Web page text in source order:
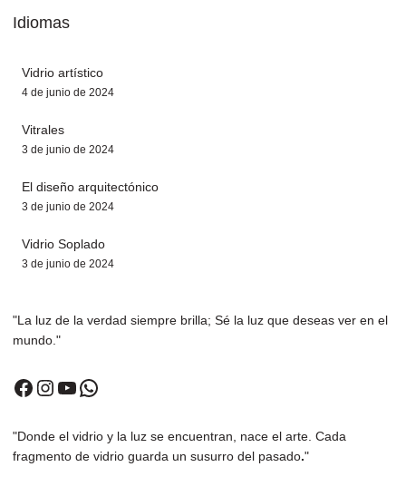
Idiomas
Vidrio artístico
4 de junio de 2024
Vitrales
3 de junio de 2024
El diseño arquitectónico
3 de junio de 2024
Vidrio Soplado
3 de junio de 2024
"La luz de la verdad siempre brilla; Sé la luz que deseas ver en el
mundo."
Facebook
Instagram
YouTube
WhatsApp
"Donde el vidrio y la luz se encuentran, nace el arte. Cada
fragmento de vidrio guarda un susurro del pasado."